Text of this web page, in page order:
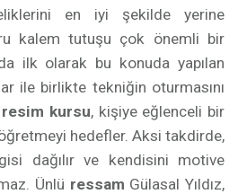
en iyi şekilde yerine
kalem tutuşu çok önemli bir
ilk olarak bu konuda yapılan
ile birlikte tekniğin oturmasını
resim kursu, kişiye eğlenceli bir
hedefler. Aksi takdirde,
dağılır ve kendisini motive
Ünlü ressam Gülasal Yıldız,